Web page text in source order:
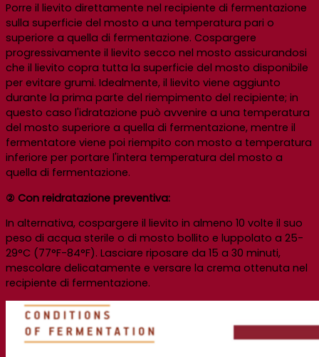
Porre il lievito direttamente nel recipiente di fermentazione
sulla superficie del mosto a una temperatura pari o
superiore a quella di fermentazione. Cospargere
progressivamente il lievito secco nel mosto assicurandosi
che il lievito copra tutta la superficie del mosto disponibile
per evitare grumi. Idealmente, il lievito viene aggiunto
durante la prima parte del riempimento del recipiente; in
questo caso l'idratazione può avvenire a una temperatura
del mosto superiore a quella di fermentazione, mentre il
fermentatore viene poi riempito con mosto a temperatura
inferiore per portare l'intera temperatura del mosto a
quella di fermentazione.
② Con reidratazione preventiva:
In alternativa, cospargere il lievito in almeno 10 volte il suo
peso di acqua sterile o di mosto bollito e luppolato a 25-
29°C (77°F-84°F). Lasciare riposare da 15 a 30 minuti,
mescolare delicatamente e versare la crema ottenuta nel
recipiente di fermentazione.